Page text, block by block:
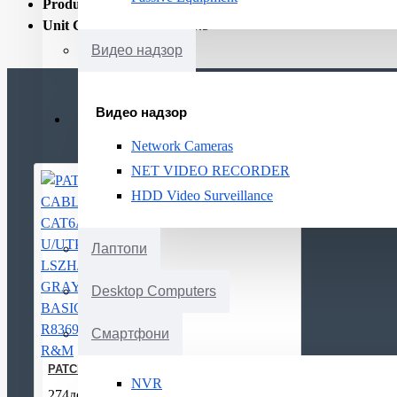
Видео надзор
Видео надзор
Network Cameras
NET VIDEO RECORDER
HDD Video Surveillance
Лаптопи
Desktop Computers
Смартфони
NVR
Product Net Weight:0.09
Unit Calculated Weight:
PATCH CABLE CAT6A U/UTP LSZH/3M GRAY BASIC R836999